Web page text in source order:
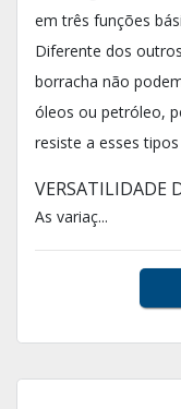
em três funções
Diferente dos
borracha não
óleos ou petróleo,
resiste a esses
VERSATILIDADE
As variaç...